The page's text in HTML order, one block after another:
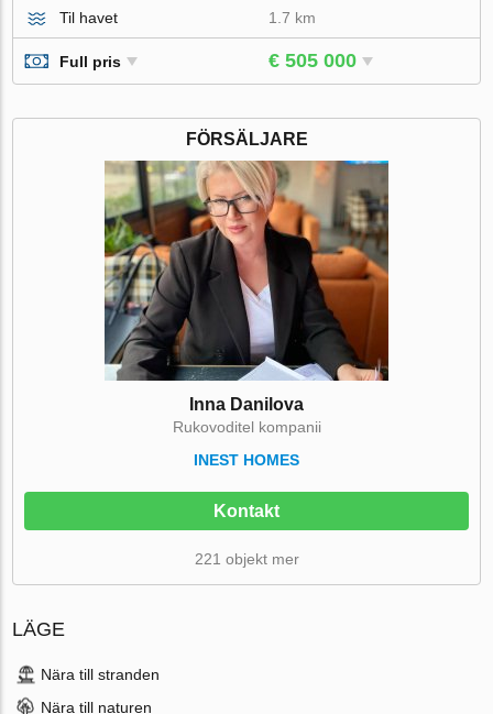
Til havet 1.7 km
Full pris € 505 000
FÖRSÄLJARE
Inna Danilova
Rukovoditel kompanii
INEST HOMES
Kontakt
221 objekt mer
LÄGE
Nära till stranden
Nära till naturen